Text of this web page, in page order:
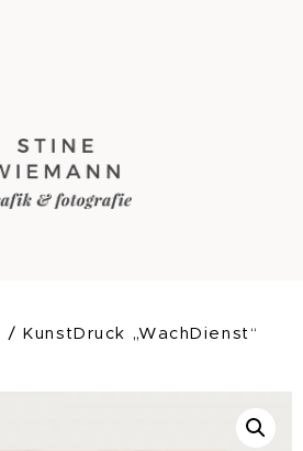
/ KunstDruck „WachDienst“